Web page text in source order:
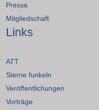
Presse
Mitgliedschaft
Links
ATT
Sterne funkeln
Veröffentlichungen
Vorträge